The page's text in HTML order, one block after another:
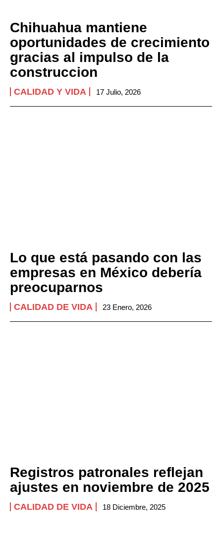
Chihuahua mantiene
oportunidades de crecimiento
gracias al impulso de la
construccion
CALIDAD Y VIDA 17 Julio, 2026
Lo que está pasando con las
empresas en México debería
preocuparnos
CALIDAD DE VIDA 23 Enero, 2026
Registros patronales reflejan
ajustes en noviembre de 2025
CALIDAD DE VIDA 18 Diciembre, 2025